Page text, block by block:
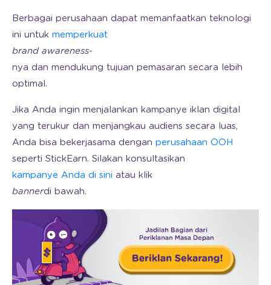
Berbagai perusahaan dapat memanfaatkan teknologi
ini untuk memperkuat
brand awareness-
nya dan mendukung tujuan pemasaran secara lebih
optimal.
Jika Anda ingin menjalankan kampanye iklan digital
yang terukur dan menjangkau audiens secara luas,
Anda bisa bekerjasama dengan perusahaan OOH
seperti StickEarn. Silakan konsultasikan
kampanye Anda di sini atau klik
bannerdi bawah.